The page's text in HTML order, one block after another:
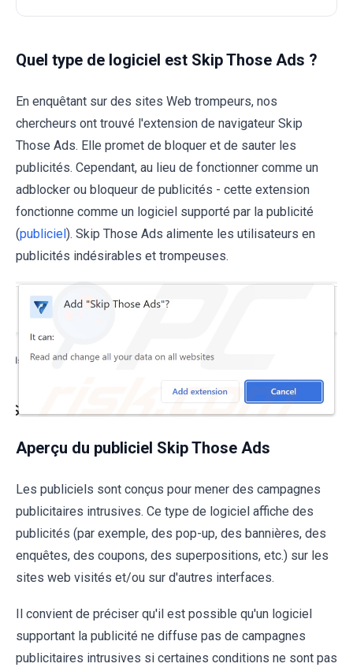
Quel type de logiciel est Skip Those Ads ?
En enquêtant sur des sites Web trompeurs, nos
chercheurs ont trouvé l'extension de navigateur Skip
Those Ads. Elle promet de bloquer et de sauter les
publicités. Cependant, au lieu de fonctionner comme un
adblocker ou bloqueur de publicités - cette extension
fonctionne comme un logiciel supporté par la publicité
(publiciel). Skip Those Ads alimente les utilisateurs en
publicités indésirables et trompeuses.
Aperçu du publiciel Skip Those Ads
Les publiciels sont conçus pour mener des campagnes
publicitaires intrusives. Ce type de logiciel affiche des
publicités (par exemple, des pop-up, des bannières, des
enquêtes, des coupons, des superpositions, etc.) sur les
sites web visités et/ou sur d'autres interfaces.
Il convient de préciser qu'il est possible qu'un logiciel
supportant la publicité ne diffuse pas de campagnes
publicitaires intrusives si certaines conditions ne sont pas